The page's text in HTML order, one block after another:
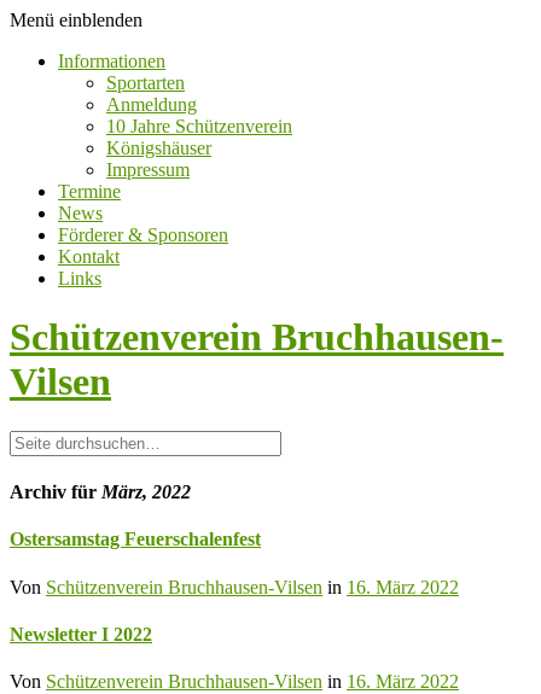
Menü einblenden
Informationen
Sportarten
Anmeldung
10 Jahre ​Schützen­verein
Königshäuser
Impressum
Termine
News
Förderer & Sponsoren
Kontakt
Links
Schützenverein Bruchhausen-
Vilsen
Archiv für März, 2022
Ostersamstag Feuerschalenfest
Von Schützenverein Bruchhausen-Vilsen in 16. März 2022
Newsletter I 2022
Von Schützenverein Bruchhausen-Vilsen in 16. März 2022